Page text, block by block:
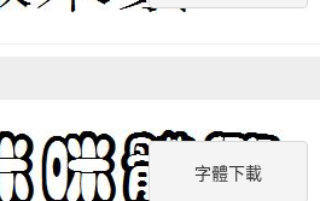
字體下載